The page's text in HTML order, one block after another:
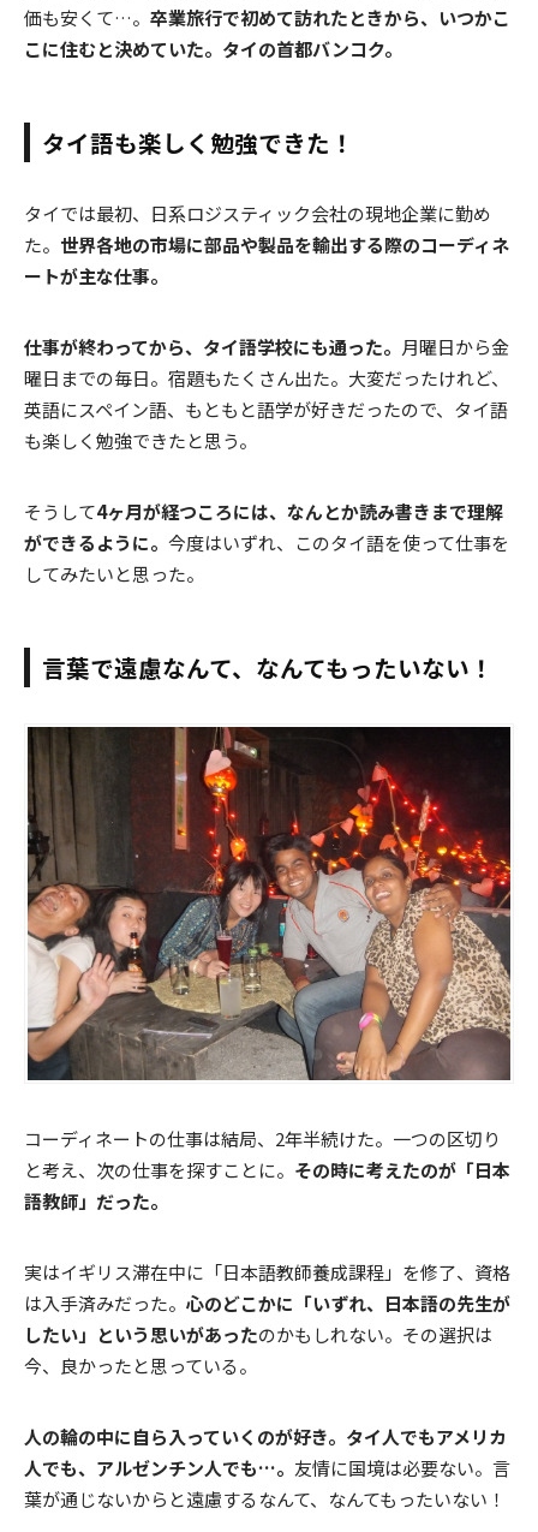
価も安くて…。 卒業旅行で初めて訪れたときから、いつかこ
こに住むと決めていた。タイの首都バンコク。
タイ語も楽しく勉強できた！
タイでは最初、日系ロジスティック会社の現地企業に勤め
た。 世界各地の市場に部品や製品を輸出する際のコーディネ
ートが主な仕事。
仕事が終わってから、タイ語学校にも通った。 月曜日から金
曜日までの毎日。宿題もたくさん出た。大変だったけれど、
英語にスペイン語、もともと語学が好きだったので、タイ語
も楽しく勉強できたと思う。
そうして4ヶ月が経つころには、なんとか読み書きまで理解
ができるように。 今度はいずれ、このタイ語を使って仕事を
してみたいと思った。
言葉で遠慮なんて、なんてもったいない！
コーディネートの仕事は結局、2年半続けた。一つの区切り
と考え、次の仕事を探すことに。 その時に考えたのが「日本
語教師」だった。
実はイギリス滞在中に「日本語教師養成課程」を修了、資格
は入手済みだった。 心のどこかに「いずれ、日本語の先生が
したい」という思いがあったのかもしれない。その選択は
今、良かったと思っている。
人の輪の中に自ら入っていくのが好き。タイ人でもアメリカ
人でも、アルゼンチン人でも…。 友情に国境は必要ない。言
葉が通じないからと遠慮するなんて、なんてもったいない！